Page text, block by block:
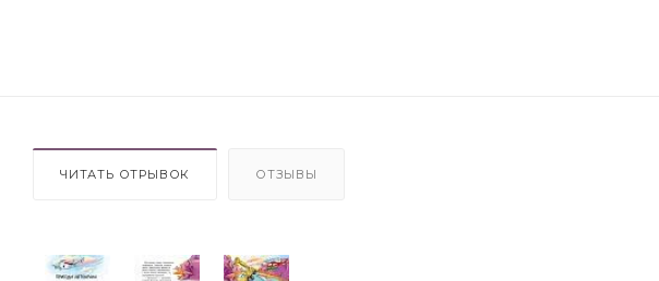
ЧИТАТЬ ОТРЫВОК ОТЗЫВЫ